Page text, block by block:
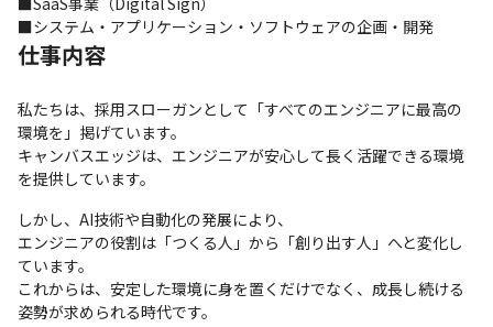
■システム・アプリケーション・ソフトウェアの企画・開発
仕事内容
私たちは、採用スローガンとして「すべてのエンジニアに最高の
環境を」掲げています。
キャンバスエッジは、エンジニアが安心して長く活躍できる環境
を提供しています。
しかし、AI技術や自動化の発展により、
エンジニアの役割は「つくる人」から「創り出す人」へと変化し
ています。
これからは、安定した環境に身を置くだけでなく、成長し続ける
姿勢が求められる時代です。